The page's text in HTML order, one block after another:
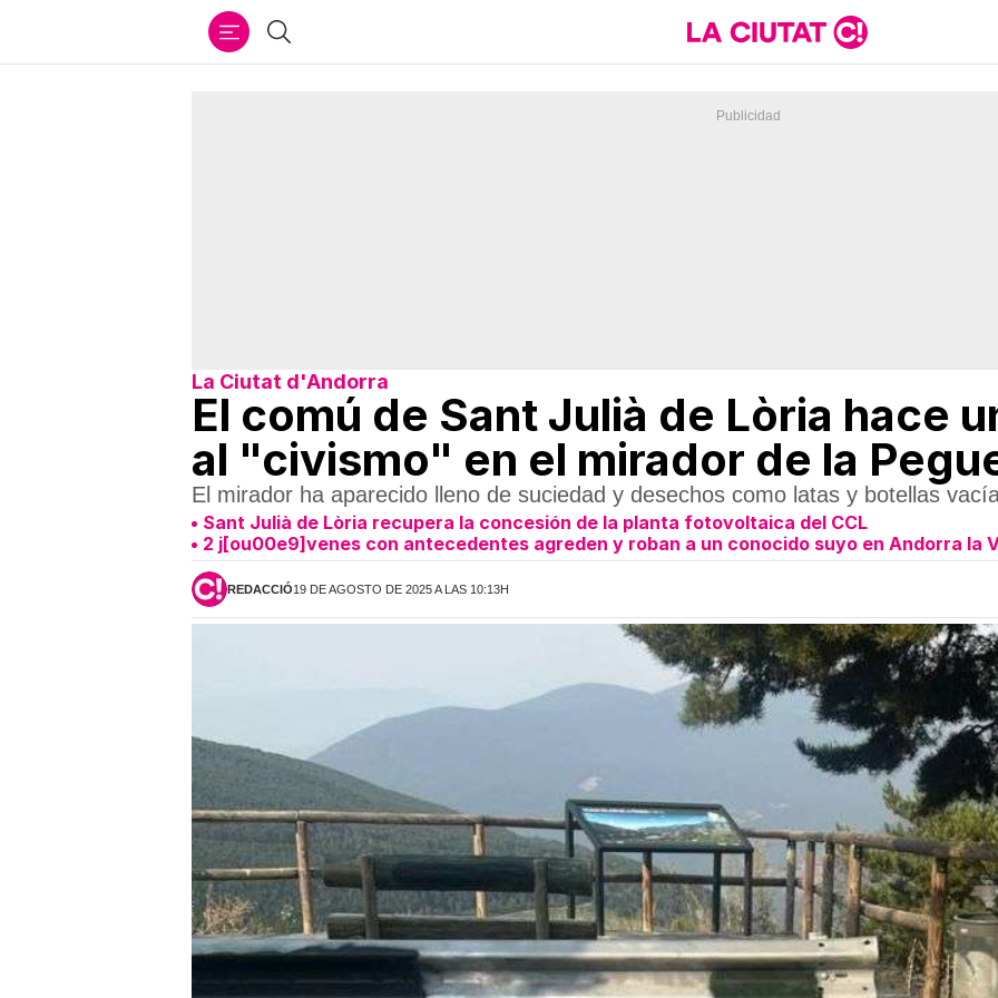
Buscar
La Ciutat d'Andorra
El comú de Sant Julià de Lòria hace
al "civismo" en el mirador de la
El mirador ha aparecido lleno de suciedad y desechos como latas y botellas
Sant Julià de Lòria recupera la concesión de la planta fotovoltaica del CCL
2 j[ou00e9]venes con antecedentes agreden y roban a un conocido suyo en Andorra la
REDACCIÓ19 DE AGOSTO DE 2025 A LAS 10:13H